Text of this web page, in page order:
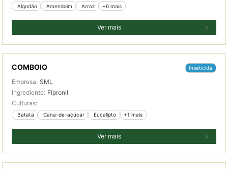
Algodão Amendoim Arroz +6 mais
Ver mais
COMBOIO Inseticida
Empresa: SML
Ingrediente: Fipronil
Culturas:
Batata Cana-de-açúcar Eucalipto +1 mais
Ver mais